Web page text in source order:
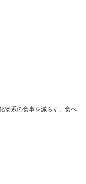
物系の食事を減らす、食べ